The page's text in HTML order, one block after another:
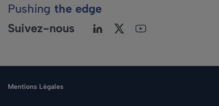
Pushing the edge
Suivez-nous
Mentions Légales